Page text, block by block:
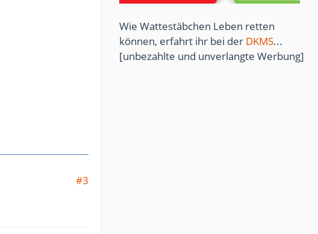
#3
Wie Wattestäbchen Leben retten
können, erfahrt ihr bei der DKMS...
[unbezahlte und unverlangte Werbung]